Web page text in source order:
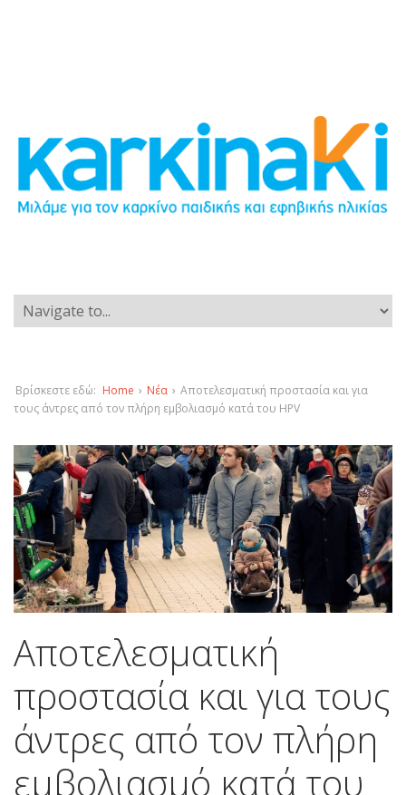
Βρίσκεστε εδώ: Home › Νέα › Αποτελεσματική προστασία και για
τους άντρες από τον πλήρη εμβολιασμό κατά του HPV
Αποτελεσματική
προστασία και για τους
άντρες από τον πλήρη
εμβολιασμό κατά του